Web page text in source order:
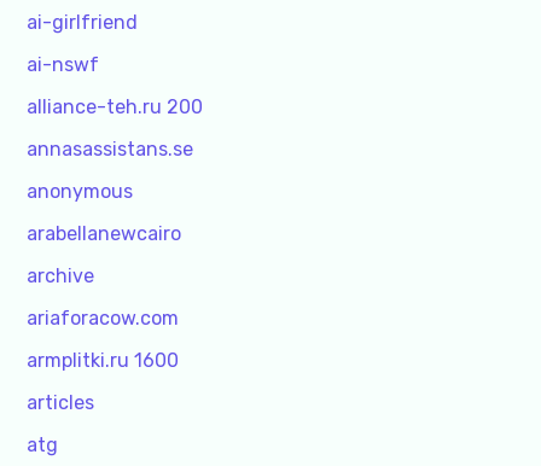
ai-girlfriend
ai-nswf
alliance-teh.ru 200
annasassistans.se
anonymous
arabellanewcairo
archive
ariaforacow.com
armplitki.ru 1600
articles
atg